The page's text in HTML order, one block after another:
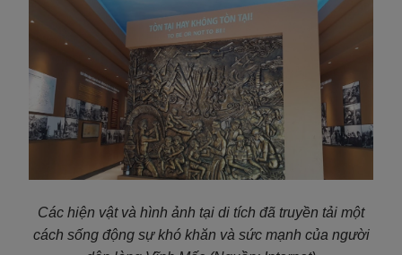
Các hiện vật và hình ảnh tại di tích đã truyền tải một
cách sống động sự khó khăn và sức mạnh của người